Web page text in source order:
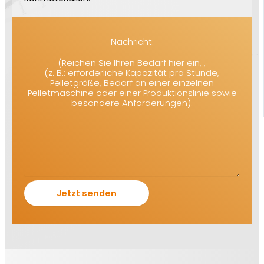
Nachricht:
(Reichen Sie Ihren Bedarf hier ein, ,
(z. B.: erforderliche Kapazität pro Stunde,
Pelletgröße, Bedarf an einer einzelnen
Pelletmaschine oder einer Produktionslinie sowie
besondere Anforderungen).